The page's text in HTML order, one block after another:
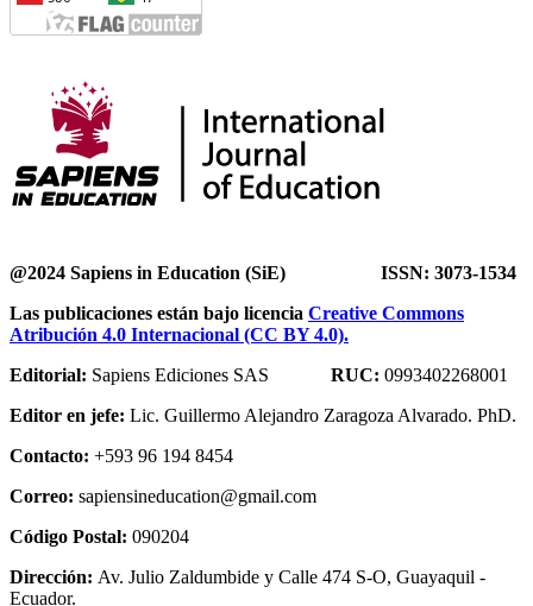
@2024 Sapiens in Education (SiE) ISSN: 3073-1534
Las publicaciones están bajo licencia Creative Commons
Atribución 4.0 Internacional (CC BY 4.0).
Editorial: Sapiens Ediciones SAS RUC: 0993402268001
Editor en jefe: Lic. Guillermo Alejandro Zaragoza Alvarado. PhD.
Contacto: +593 96 194 8454
Correo: sapiensineducation@gmail.com
Código Postal: 090204
Dirección: Av. Julio Zaldumbide y Calle 474 S-O, Guayaquil -
Ecuador.